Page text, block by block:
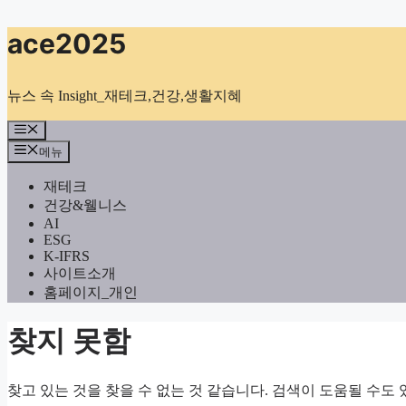
컨
텐
로
너
뛰
기
ace2025
뉴스 속 Insight_재테크,건강,생활지혜
메
뉴
메뉴
재테크
건강&웰니스
AI
ESG
K-IFRS
사이트소개
홈페이지_개인
찾지 못함
찾고 있는 것을 찾을 수 없는 것 같습니다. 검색이 도움될 수도